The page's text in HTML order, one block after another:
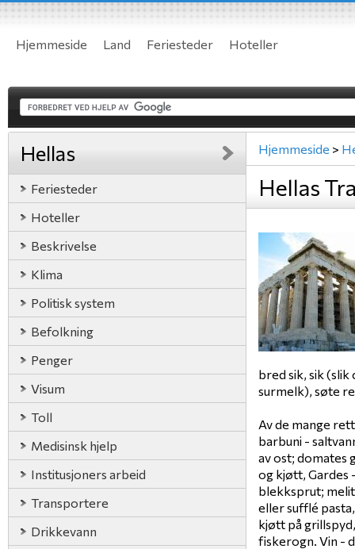
Hjemmeside Land Feriesteder Hoteller
Hellas
Feriesteder
Hoteller
Beskrivelse
Klima
Politisk system
Befolkning
Penger
Visum
Toll
Medisinsk hjelp
Institusjoners arbeid
Transportere
Drikkevann
Hjemmeside >
Hellas
bred sik, sik (slik
surmelk), søte
Av de mange
barbuni -
av ost; domates
og kjøtt, Gardes
blekksprut;
eller sufflé
kjøtt på
fiskerogn. Vin -